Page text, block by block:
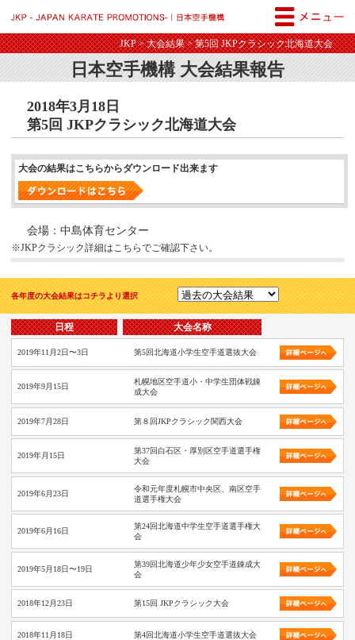
JKP>大会結果> 第5回 JKPクラシック北海道大会
日本空手機構 大会結果報告
2018年3月18日
第5回 JKPクラシック北海道大会
大会の結果はこちらからダウンロード出来ます
会場：中島体育センター
※JKPクラシック詳細はこちらでご確認下さい。
各年度の大会結果はコチラより選択
日程 大会名称
2019年11月2日〜3日 第5回北海道小学生空手道選抜大会
2019年9月15日
札幌地区空手道小・中学生団体戦錬
成大会
2019年7月28日 第８回JKPクラシック関西大会
2019年月15日
第37回白石区・厚別区空手道選手権
大会
2019年6月23日
令和元年度札幌市中央区、南区空手
道選手権大会
2019年6月16日
第24回北海道中学生空手道選手権大
会
2019年5月18日〜19日
第39回北海道少年少女空手道錬成大
会
2018年12月23日 第15回 JKPクラシック大会
2018年11月18日 第4回北海道小学生空手道選抜大会